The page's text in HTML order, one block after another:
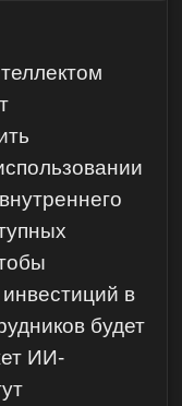
в
будет
ИИ-